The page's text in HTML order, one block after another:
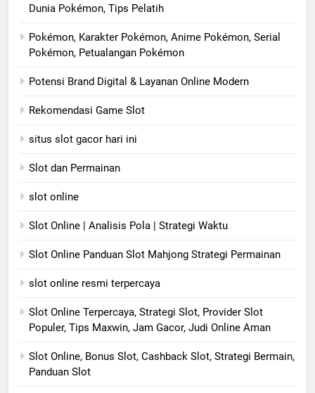
Dunia Pokémon, Tips Pelatih
Pokémon, Karakter Pokémon, Anime Pokémon, Serial
Pokémon, Petualangan Pokémon
Potensi Brand Digital & Layanan Online Modern
Rekomendasi Game Slot
situs slot gacor hari ini
Slot dan Permainan
slot online
Slot Online | Analisis Pola | Strategi Waktu
Slot Online Panduan Slot Mahjong Strategi Permainan
slot online resmi terpercaya
Slot Online Terpercaya, Strategi Slot, Provider Slot
Populer, Tips Maxwin, Jam Gacor, Judi Online Aman
Slot Online, Bonus Slot, Cashback Slot, Strategi Bermain,
Panduan Slot